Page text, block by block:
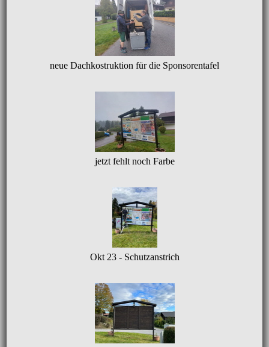
neue Dachkostruktion für die Sponsorentafel
jetzt fehlt noch Farbe
Okt 23 - Schutzanstrich